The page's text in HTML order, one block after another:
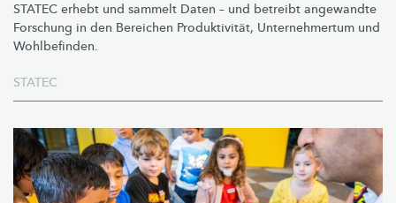
STATEC erhebt und sammelt Daten – und betreibt angewandte
Forschung in den Bereichen Produktivität, Unternehmertum und
Wohlbefinden.
STATEC